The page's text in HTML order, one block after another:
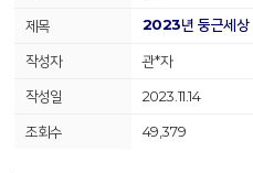
2023년 둥근세상
관*자
2023.11.14
49,379